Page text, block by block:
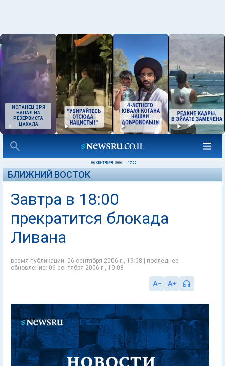
ИСПАНЕЦ ЗРЯ
НАПАЛ НА
РЕЗЕРВИСТА
ЦАХАЛА
06 СЕНТЯБРЯ 2006 17:00
БЛИЖНИЙ ВОСТОК
Завтра в 18:00
прекратится блокада
Ливана
время публикации: 06 сентября 2006 г., 19:08 | последнее
обновление: 06 сентября 2006 г., 19:08